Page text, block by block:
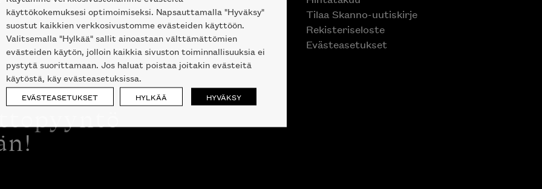
Tilaa Skanno-uutiskirje
Rekisteriseloste
Evästeasetukset
käyttökokemuksesi optimoimiseksi. Napsauttamalla "Hyväksy"
suostut kaikkien verkkosivustomme evästeiden käyttöön.
Valitsemalla "Hylkää" sallit ainoastaan välttämättömien
evästeiden käytön, jolloin kaikkia sivuston toiminnallisuuksia ei
pystytä suorittamaan. Jos haluat poistaa joitakin evästeitä
käytöstä, käy evästeasetuksissa.
EVÄSTEASETUKSET HYLKÄÄ HYVÄKSY